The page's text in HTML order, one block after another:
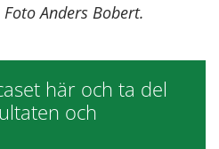
Anders Bobert.
här och ta del
och